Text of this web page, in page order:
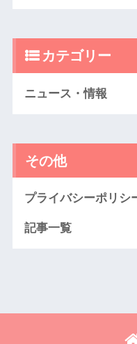
カテゴリー
ニュース・情報
その他
プライバシーポリシ
記事一覧